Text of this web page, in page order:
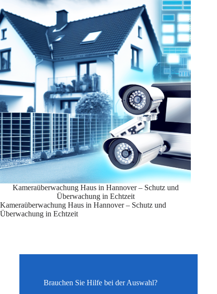
Kameraüberwachung Haus in Hannover – Schutz und
Überwachung in Echtzeit
Kameraüberwachung Haus in Hannover – Schutz und
Überwachung in Echtzeit
Brauchen Sie Hilfe bei der Auswahl?